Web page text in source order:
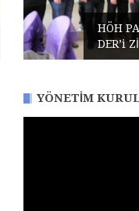
HÖH
DER’i
YÖNETIM